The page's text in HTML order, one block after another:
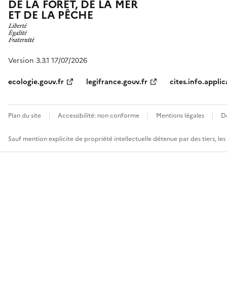
DE LA FORÊT, DE LA MER
ET DE LA PÊCHE
Version 3.3.1 17/07/2026
ecologie.gouv.fr
legifrance.gouv.fr
Plan du site Accessibilité: non conforme Mentions légales
Sauf mention explicite de propriété intellectuelle détenue par des tiers,